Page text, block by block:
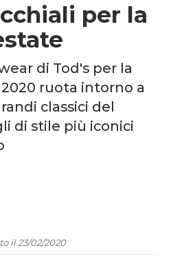
per la
di Tod's per la
ruota intorno a
classici del
di stile più iconici
il 23/02/2020